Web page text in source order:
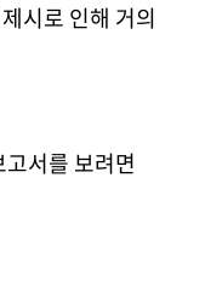
시로 인해 거의
서를 보려면